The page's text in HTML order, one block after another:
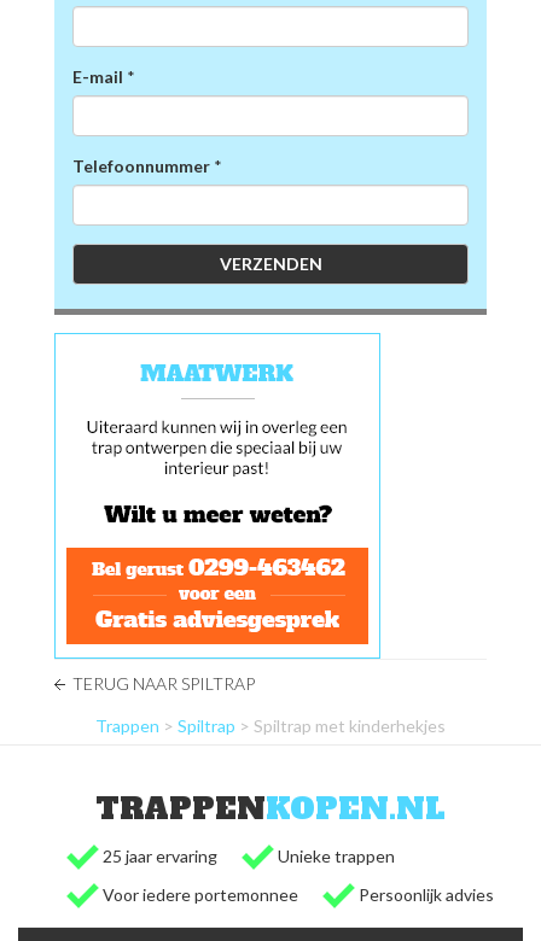
E-mail *
Telefoonnummer *
TERUG NAAR SPILTRAP
Trappen > Spiltrap > Spiltrap met kinderhekjes
TRAPPENKOPEN.NL
25 jaar ervaring
Unieke trappen
Voor iedere portemonnee
Persoonlijk advies